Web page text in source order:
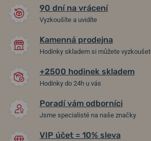
90 dní na vrácení
Vyzkoušíte a uvidíte
Kamenná prodejna
Hodinky skladem si můžete vyzkoušet
+2500 hodinek skladem
Hodinky do 24h u vás
Poradí vám odborníci
Jsme specialisté na naše značky
VIP účet = 10% sleva